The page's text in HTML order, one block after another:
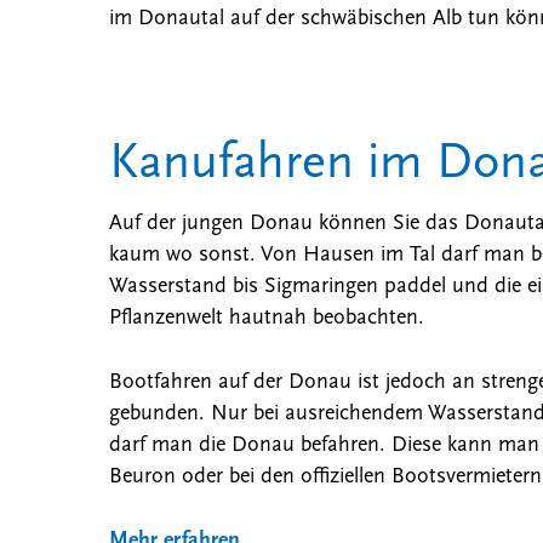
im Donautal auf der schwäbischen Alb tun
Kanufahren im
Auf der jungen Donau können Sie das
kaum wo sonst. Von Hausen im Tal darf man
Wasserstand bis Sigmaringen paddel und die
Pflanzenwelt hautnah beobachten.
Bootfahren auf der Donau ist jedoch an
gebunden. Nur bei ausreichendem
darf man die Donau befahren. Diese kann
Beuron oder bei den offiziellen